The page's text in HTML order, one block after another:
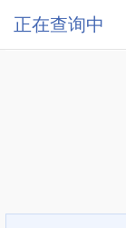
正在查询中